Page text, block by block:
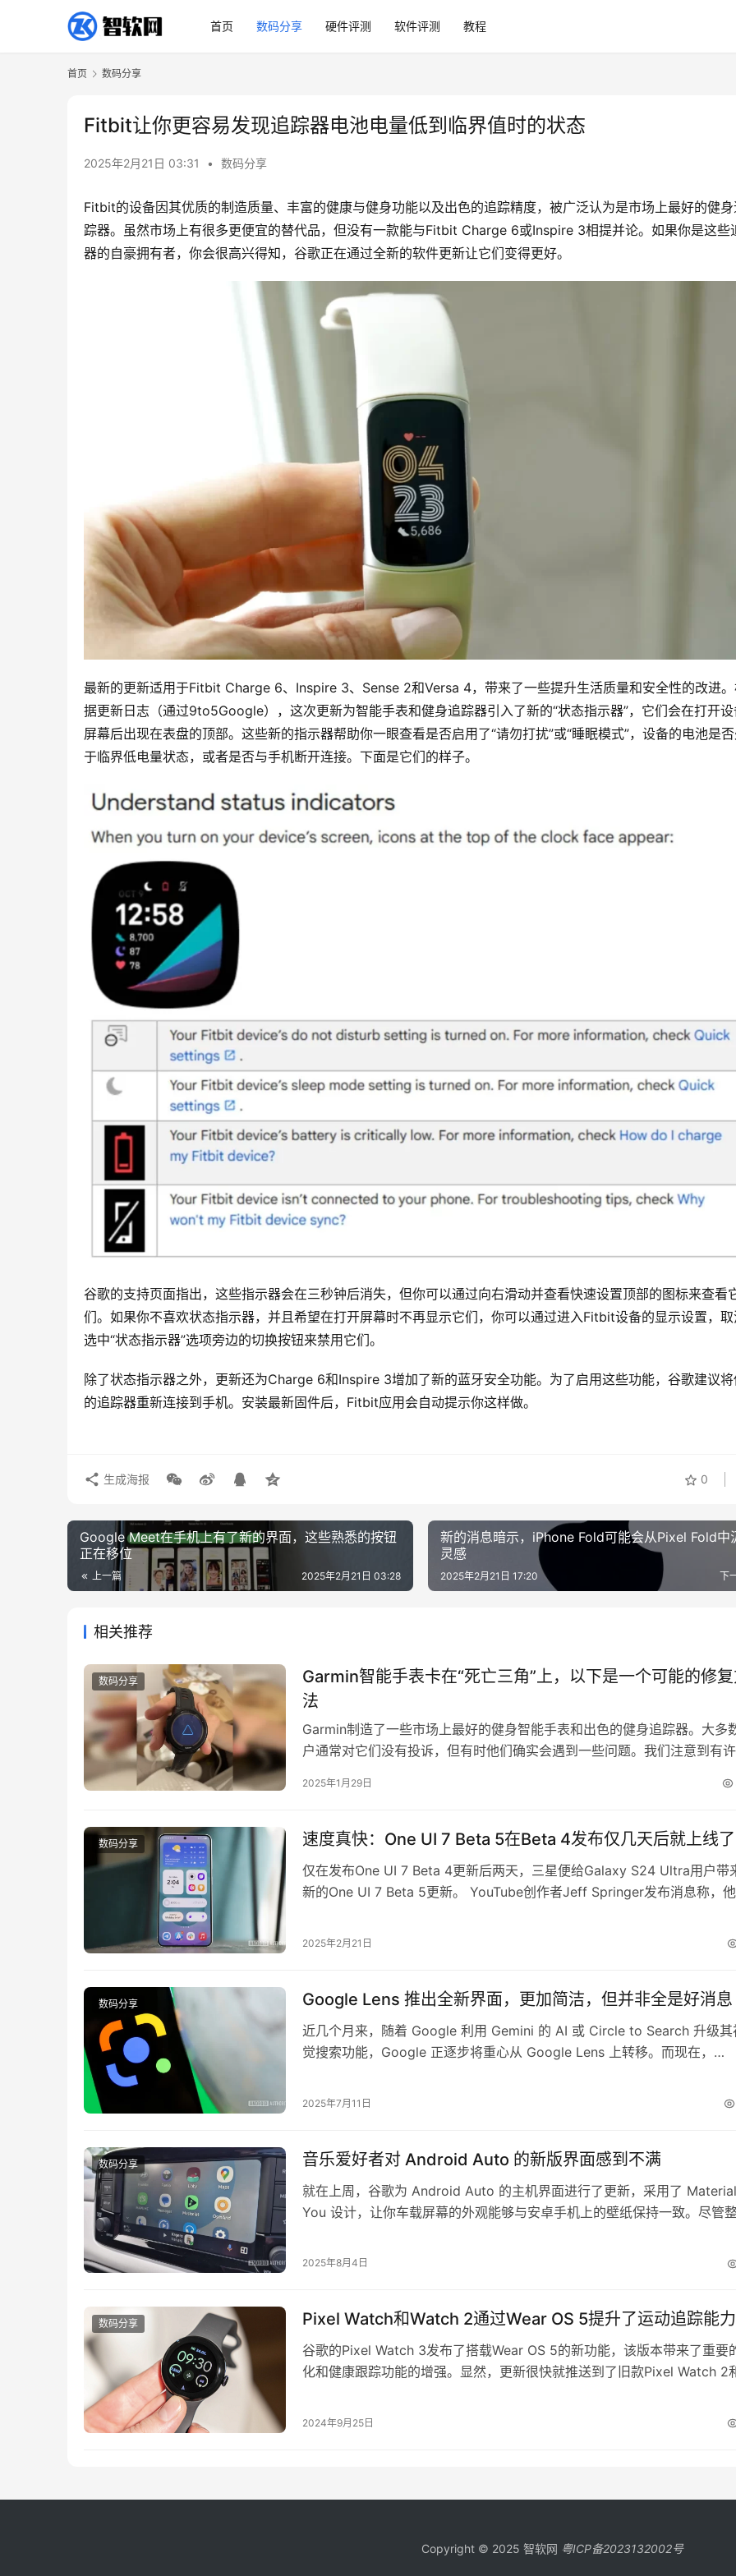
首页 数码分享 硬件评测 软件评测 教程
首页 数码分享
Fitbit让你更容易发现追踪器电池电量低到临界值时的状态
2025年2月21日 03:31 • 数码分享
Fitbit的设备因其优质的制造质量、丰富的健康与健身功能以及出色的追踪精度，被广泛认为是市场上最好的健
踪器。虽然市场上有很多更便宜的替代品，但没有一款能与Fitbit Charge 6或Inspire 3相提并论。如果你是这些
器的自豪拥有者，你会很高兴得知，谷歌正在通过全新的软件更新让它们变得更好。
最新的更新适用于Fitbit Charge 6、Inspire 3、Sense 2和Versa 4，带来了一些提升生活质量和安全性的改进
据更新日志（通过9to5Google），这次更新为智能手表和健身追踪器引入了新的“状态指示器”，它们会在打开
屏幕后出现在表盘的顶部。这些新的指示器帮助你一眼查看是否启用了“请勿打扰”或“睡眠模式”，设备的电池是
于临界低电量状态，或者是否与手机断开连接。下面是它们的样子。
谷歌的支持页面指出，这些指示器会在三秒钟后消失，但你可以通过向右滑动并查看快速设置顶部的图标来查看
们。如果你不喜欢状态指示器，并且希望在打开屏幕时不再显示它们，你可以通过进入Fitbit设备的显示设置，取
选中“状态指示器”选项旁边的切换按钮来禁用它们。
除了状态指示器之外，更新还为Charge 6和Inspire 3增加了新的蓝牙安全功能。为了启用这些功能，谷歌建议
的追踪器重新连接到手机。安装最新固件后，Fitbit应用会自动提示你这样做。
0
生成海报
Google Meet在手机上有了新的界面，这些熟悉的按钮
正在移位
上一篇 2025年2月21日 03:28
新的消息暗示，iPhone Fold可能会从Pixel Fold中
灵感
下
2025年2月21日 17:20
相关推荐
数码分享
Garmin智能手表卡在“死亡三角”上，以下是一个可能的修
法
Garmin制造了一些市场上最好的健身智能手表和出色的健身追踪器。大多
户通常对它们没有投诉，但有时他们确实会遇到一些问题。我们注意到有许
中，解决方法似乎是恢复出厂设置，以删除一个有问题的更新文件。Garmin
2025年1月29日
数码分享 速度真快：One UI 7 Beta 5在Beta 4发布仅几天后就上线了
仅在发布One UI 7 Beta 4更新后两天，三星便给Galaxy S24 Ultra用户带
新的One UI 7 Beta 5更新。 YouTube创作者Jeff Springer发布消息称，他
收到了此更新。更新似乎正在向美国的Galaxy S24、Ga…
2025年2月21日
数码分享 Google Lens 推出全新界面，更加简洁，但并非全是好消息
近几个月来，随着 Google 利用 Gemini 的 AI 或 Circle to Search 升级其
觉搜索功能，Google 正逐步将重心从 Google Lens 上转移。而现在，
限制了一些功能。 一项新的用户界面（UI）已开始在 Android 版 Googl…
2025年7月11日
数码分享 音乐爱好者对 Android Auto 的新版界面感到不满
就在上周，谷歌为 Android Auto 的主机界面进行了更新，采用了 Material
You 设计，让你车载屏幕的外观能够与安卓手机上的壁纸保持一致。尽管
说，但部分用户却强烈不满这一改动。 Reddit 用户 Adil15101 指出，在新版
2025年8月4日
数码分享 Pixel Watch和Watch 2通过Wear OS 5提升了运动追踪能力
谷歌的Pixel Watch 3发布了搭载Wear OS 5的新功能，该版本带来了重要
化和健康跟踪功能的增强。显然，更新很快就推送到了旧款Pixel Watch 2
和运行Wear OS 3.5的原始Pixel Watch推出Wear OS 5。此次更新为OTA
2024年9月25日
Copyright © 2025 智软网 粤ICP备2023132002号